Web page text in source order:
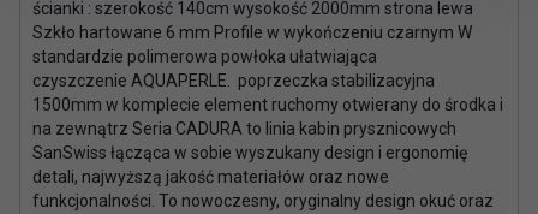
ścianki : szerokość 140cm wysokość 2000mm strona lewa
Szkło hartowane 6 mm Profile w wykończeniu czarnym W
standardzie polimerowa powłoka ułatwiająca
czyszczenie AQUAPERLE. poprzeczka stabilizacyjna
1500mm w komplecie element ruchomy otwierany do środka i
na zewnątrz Seria CADURA to linia kabin prysznicowych
SanSwiss łącząca w sobie wyszukany design i ergonomię
detali, najwyższą jakość materiałów oraz nowe
funkcjonalności. To nowoczesny, oryginalny design okuć oraz